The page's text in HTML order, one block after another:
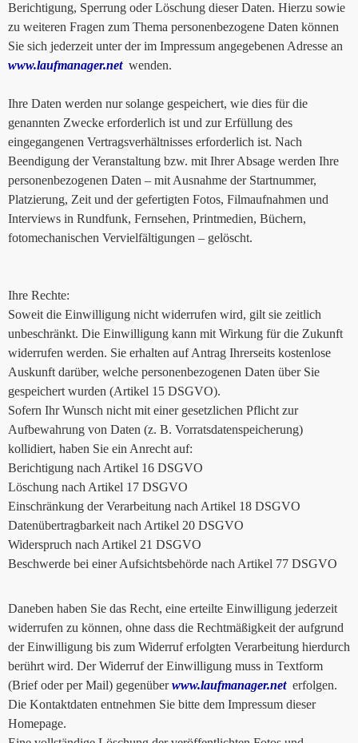
Berichtigung, Sperrung oder Löschung dieser Daten. Hierzu sowie
zu weiteren Fragen zum Thema personenbezogene Daten können
Sie sich jederzeit unter der im Impressum angegebenen Adresse an
www.laufmanager.netwenden.
Ihre Daten werden nur solange gespeichert, wie dies für die
genannten Zwecke erforderlich ist und zur Erfüllung des
eingegangenen Vertragsverhältnisses erforderlich ist. Nach
Beendigung der Veranstaltung bzw. mit Ihrer Absage werden Ihre
personenbezogenen Daten – mit Ausnahme der Startnummer,
Platzierung, Zeit und der gefertigten Fotos, Filmaufnahmen und
Interviews in Rundfunk, Fernsehen, Printmedien, Büchern,
fotomechanischen Vervielfältigungen – gelöscht.
Ihre Rechte:
Soweit die Einwilligung nicht widerrufen wird, gilt sie zeitlich
unbeschränkt. Die Einwilligung kann mit Wirkung für die Zukunft
widerrufen werden. Sie erhalten auf Antrag Ihrerseits kostenlose
Auskunft darüber, welche personenbezogenen Daten über Sie
gespeichert wurden (Artikel 15 DSGVO).
Sofern Ihr Wunsch nicht mit einer gesetzlichen Pflicht zur
Aufbewahrung von Daten (z. B. Vorratsdatenspeicherung)
kollidiert, haben Sie ein Anrecht auf:
Berichtigung nach Artikel 16 DSGVO
Löschung nach Artikel 17 DSGVO
Einschränkung der Verarbeitung nach Artikel 18 DSGVO
Datenübertragbarkeit nach Artikel 20 DSGVO
Widerspruch nach Artikel 21 DSGVO
Beschwerde bei einer Aufsichtsbehörde nach Artikel 77 DSGVO
Daneben haben Sie das Recht, eine erteilte Einwilligung jederzeit
widerrufen zu können, ohne dass die Rechtmäßigkeit der aufgrund
der Einwilligung bis zum Widerruf erfolgten Verarbeitung hierdurch
berührt wird. Der Widerruf der Einwilligung muss in Textform
(Brief oder per Mail) gegenüberwww.laufmanager.neterfolgen.
Die Kontaktdaten entnehmen Sie bitte dem Impressum dieser
Homepage.